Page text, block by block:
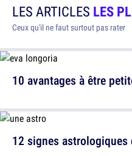
LES ARTICLES LES
Ceux qu'il ne faut surtout pas rater
10 avantages à être
12 signes